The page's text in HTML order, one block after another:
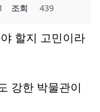
조회 439
할지 고민이라
강한 박물관이